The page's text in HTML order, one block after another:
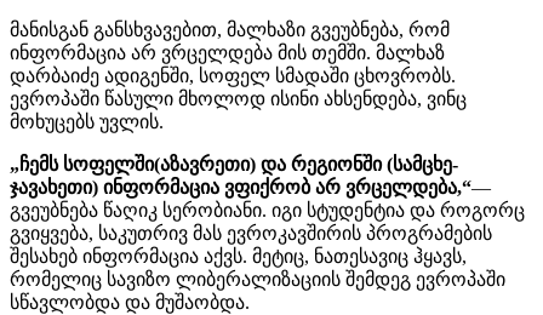
მანისგან განსხვავებით, მალხაზი გვეუბნება, რომ
ინფორმაცია არ ვრცელდება მის თემში. მალხაზ
დარბაიძე ადიგენში, სოფელ სმადაში ცხოვრობს.
ევროპაში წასული მხოლოდ ისინი ახსენდება, ვინც
მოხუცებს უვლის.
„ჩემს სოფელში(აზავრეთი) და რეგიონში (სამცხე-
ჯავახეთი) ინფორმაცია ვფიქრობ არ ვრცელდება,“—
გვეუბნება წაღიკ სერობიანი. იგი სტუდენტია და როგორც
გვიყვება, საკუთრივ მას ევროკავშირის პროგრამების
შესახებ ინფორმაცია აქვს. მეტიც, ნათესავიც ჰყავს,
რომელიც სავიზო ლიბერალიზაციის შემდეგ ევროპაში
სწავლობდა და მუშაობდა.